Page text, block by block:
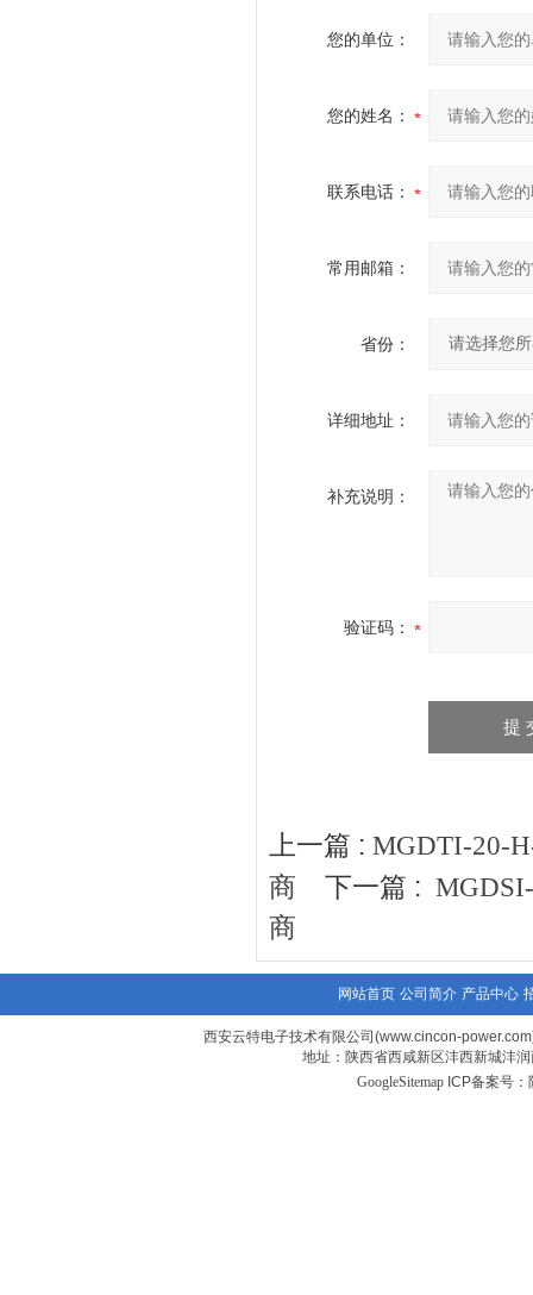
您的单位：
您的姓名：
联系电话：
常用邮箱：
省份：
详细地址：
补充说明：
验证码：
上一篇 : MGDTI-20-
商 下一篇 :
商
网站首页 公司简介 产品中心
西安云特电子技术有限公司(www.cincon-
地址：陕西省西咸新区沣西新城沣
GoogleSitemap ICP备案号：